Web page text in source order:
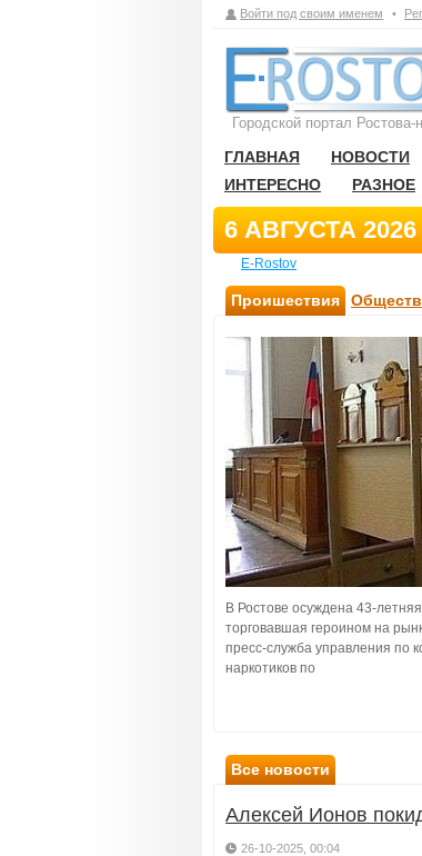
Войти под своим именем •
Городской портал Ростова-
ГЛАВНАЯ НОВОСТИ
ИНТЕРЕСНО
РАЗНОЕ
6 АВГУСТА 2026
E-Rostov
Проишествия
В Ростове осуждена 43-
торговавшая героином на
пресс-служба управления по
наркотиков по
Все новости
Алексей Ионов
26-10-2025, 00:04